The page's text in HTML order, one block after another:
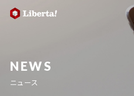
NEWS
ニュース